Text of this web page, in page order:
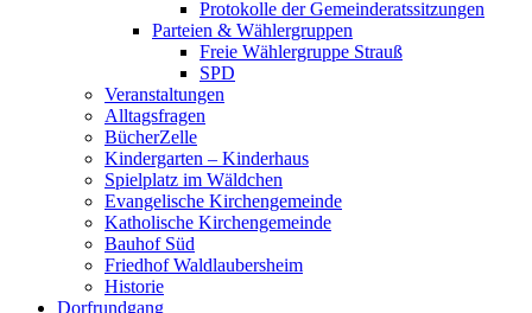
Protokolle der Gemeinderatssitzungen
Parteien & Wählergruppen
Freie Wählergruppe Strauß
SPD
Veranstaltungen
Alltagsfragen
BücherZelle
Kindergarten – Kinderhaus
Spielplatz im Wäldchen
Evangelische Kirchengemeinde
Katholische Kirchengemeinde
Bauhof Süd
Friedhof Waldlaubersheim
Historie
Dorfrundgang